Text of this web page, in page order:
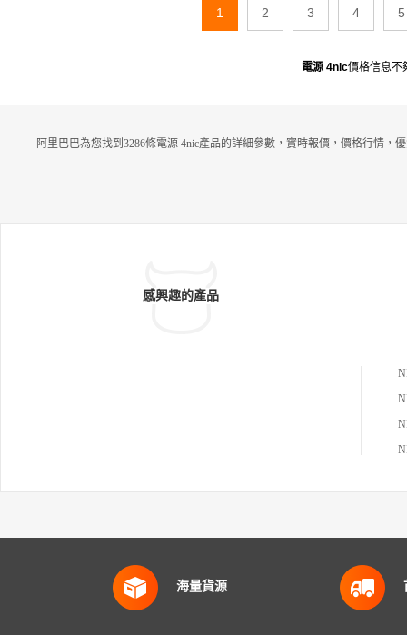
1 2 3 4 5
電源 4nic價格信息不
阿里巴巴為您找到3286條電源 4nic產品的詳細參數，實時報價，價格行情，
感興趣的產品
海量貨源